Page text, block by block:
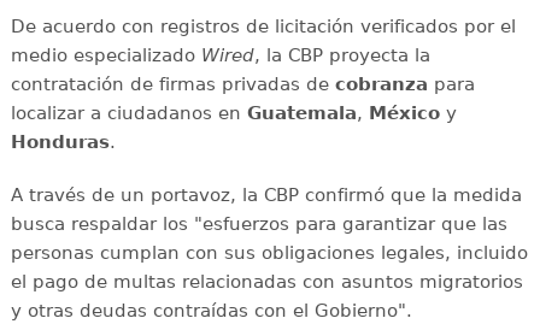
De acuerdo con registros de licitación verificados por el
medio especializado Wired, la CBP proyecta la
contratación de firmas privadas de cobranza para
localizar a ciudadanos en Guatemala, Méxicoy
Honduras.
A través de un portavoz, la CBP confirmó que la medida
busca respaldar los "esfuerzos para garantizar que las
personas cumplan con sus obligaciones legales, incluido
el pago de multas relacionadas con asuntos migratorios
y otras deudas contraídas con el Gobierno".